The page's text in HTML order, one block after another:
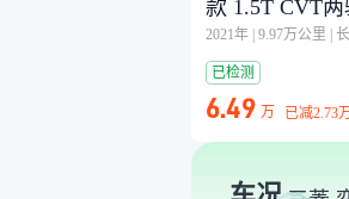
款 1.5T CVT
2021年 9.97万公里
已检测
6.49 万 已减2.73